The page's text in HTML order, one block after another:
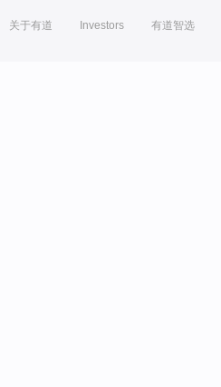
关于有道 Investors 有道智选